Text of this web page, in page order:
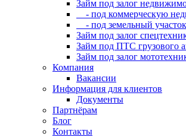
Займ под залог
- под коммерческую
- под земельный участок
Займ под залог
Займ под ПТС грузового
Займ под залог
Компания
Вакансии
Информация для клиентов
Документы
Партнёрам
Блог
Контакты